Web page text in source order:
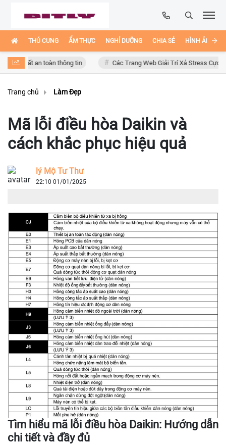
THÚ CƯNG ẨM THỰC NGHỈ DƯỠNG CHIA SẺ HÌNH ẢNH
an toàn thông tin Các Trang Web Giải Trí Xả Stress Cực Hay Ho
Trang chủ Làm Đẹp
Mã lỗi điều hòa Daikin và
cách khắc phục hiệu quả
lý Mộ Tư Thư
22:10 01/01/2025
Tìm hiểu mã lỗi điều hòa Daikin: Hướng dẫn
chi tiết và đầy đủ